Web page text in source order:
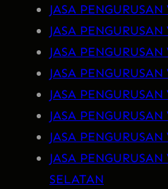
JASA
JASA
JASA
JASA
JASA
JASA
JASA
JASA
SELATAN